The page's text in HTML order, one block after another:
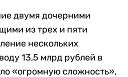
двумя дочерними
из трех и пяти
нескольких
13,5 млрд рублей в
«огромную сложность»,